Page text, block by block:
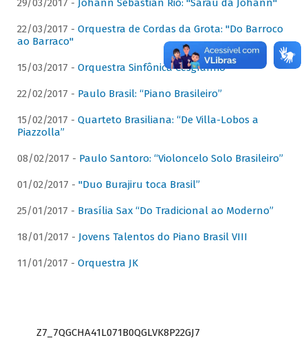
29/03/2017 - Johann Sebastian Rio: "Sarau da Johann"
22/03/2017 - Orquestra de Cordas da Grota: "Do Barroco
ao Barraco"
15/03/2017 - Orquestra Sinfônica Cesgranrio
22/02/2017 - Paulo Brasil: “Piano Brasileiro”
15/02/2017 - Quarteto Brasiliana: “De Villa-Lobos a
Piazzolla”
08/02/2017 - Paulo Santoro: “Violoncelo Solo Brasileiro”
01/02/2017 - "Duo Burajiru toca Brasil”
25/01/2017 - Brasília Sax “Do Tradicional ao Moderno”
18/01/2017 - Jovens Talentos do Piano Brasil VIII
11/01/2017 - Orquestra JK
Z7_7QGCHA41L071B0QGLVK8P22GJ7